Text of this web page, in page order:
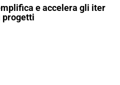
e accelera gli iter
progetti